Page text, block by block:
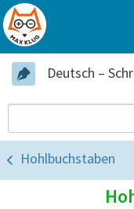
Deutsch –
Hohlbuchstaben